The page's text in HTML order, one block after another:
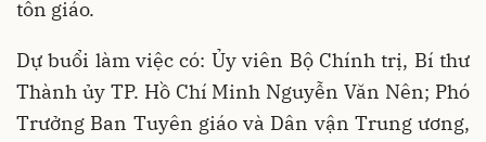
tôn giáo.
Dự buổi làm việc có: Ủy viên Bộ Chính trị, Bí thư
Thành ủy TP. Hồ Chí Minh Nguyễn Văn Nên; Phó
Trưởng Ban Tuyên giáo và Dân vận Trung ương,